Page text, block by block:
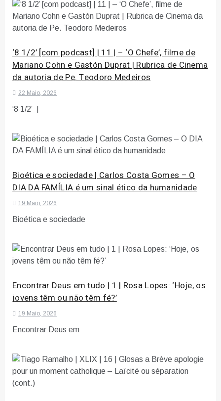
‘8 1/2’ [com podcast] | 11 | – ‘O Chefe’, filme de
Mariano Cohn e Gastón Duprat | Rubrica de Cinema
da autoria de Pe. Teodoro Medeiros
22 Maio, 2026
‘8 1/2’ |
Bioética e sociedade | Carlos Costa Gomes – O
DIA DA FAMÍLIA é um sinal ético da humanidade
19 Maio, 2026
Bioética e sociedade
Encontrar Deus em tudo | 1 | Rosa Lopes: ‘Hoje, os
jovens têm ou não têm fé?’
19 Maio, 2026
Encontrar Deus em